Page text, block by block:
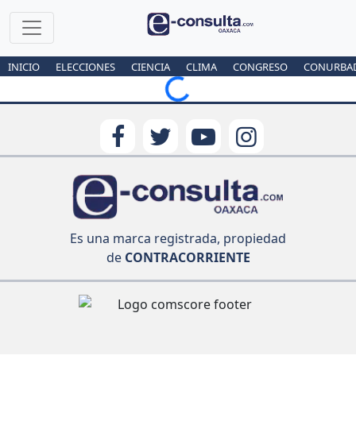
INICIO ELECCIONES CIENCIA CLIMA CONGRESO
Loading...
Es una marca registrada, propiedad
deCONTRACORRIENTE